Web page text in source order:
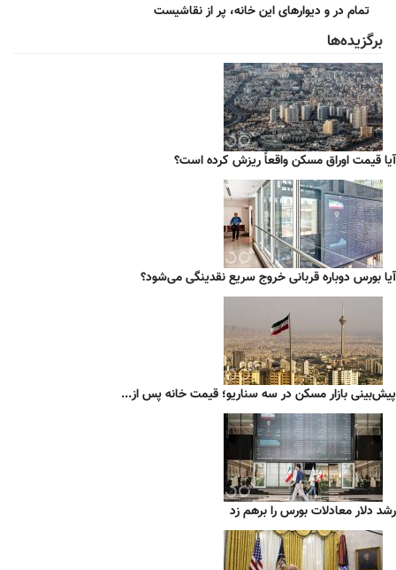
تمام در و دیوارهای این خانه، پر از نقاشیست
برگزیده‌ها
آیا قیمت اوراق مسکن واقعاً ریزش کرده است؟
آیا بورس دوباره قربانی خروج سریع نقدینگی می‌شود؟
پیش‌بینی بازار مسکن در سه سناریو؛ قیمت خانه پس از...
رشد دلار معادلات بورس را برهم زد